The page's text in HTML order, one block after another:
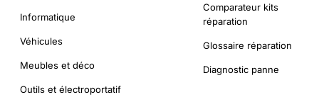
Informatique
Véhicules
Meubles et déco
Outils et électroportatif
Comparateur kits
réparation
Glossaire réparation
Diagnostic panne